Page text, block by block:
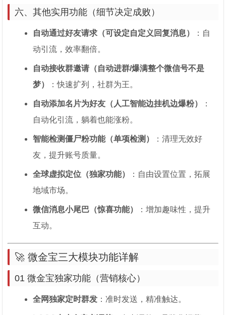
六、其他实用功能（细节决定成败）
自动通过好友请求（可设定自定义回复消息）
：自
动引流，效率翻倍。
自动接收群邀请（自动进群/爆满整个微信号不是
梦）
：快速扩列，社群为王。
自动添加名片为好友（人工智能边挂机边爆粉）
：
自动化引流，躺着也能涨粉。
智能检测僵尸粉功能（单项检测）
：清理无效好
友，提升账号质量。
全球虚拟定位（独家功能）
：自由设置位置，拓展
地域市场。
微信消息小尾巴（惊喜功能）
：增加趣味性，提升
互动。
🚀 微金宝三大模块功能详解
01 微金宝独家功能（营销核心）
全网独家定时群发 ：准时发送，精准触达。